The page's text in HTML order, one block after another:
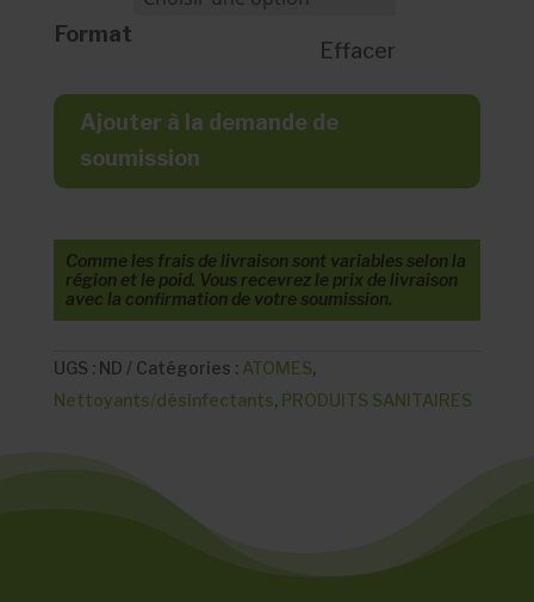
Format
Effacer
Ajouter à la demande de
soumission
Comme les frais de livraison sont variables selon la
région et le poid. Vous recevrez le prix de livraison
avec la confirmation de votre soumission.
UGS : ND Catégories : ATOMES,
Nettoyants/désinfectants, PRODUITS SANITAIRES